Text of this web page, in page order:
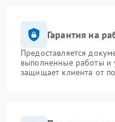
Гарантия на
Предоставляется
выполненные работы и
защищает клиента от